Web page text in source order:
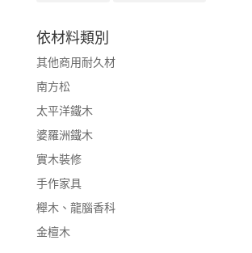
依材料類別
其他商用耐久材
南方松
太平洋鐵木
婆羅洲鐵木
實木裝修
手作家具
櫸木、龍腦香科
金檀木